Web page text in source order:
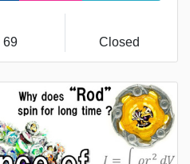
69 Closed